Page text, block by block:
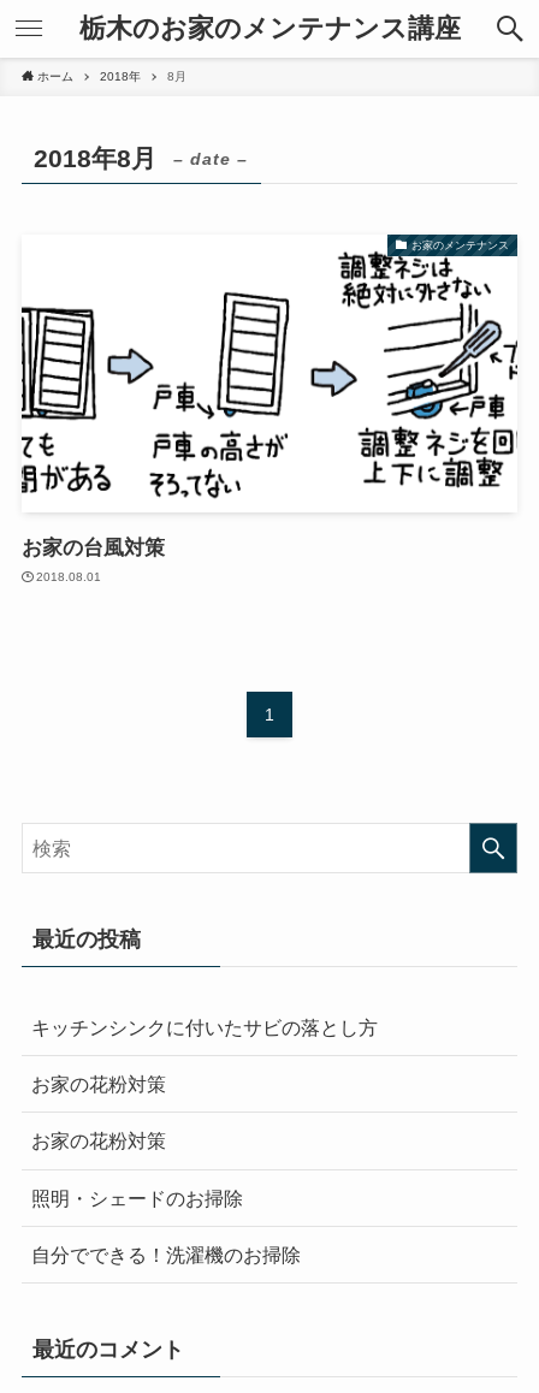
栃木のお家のメンテナンス講座
ホーム 2018年 8月
2018年8月 – date –
お家のメンテナンス
お家の台風対策
2018.08.01
1
最近の投稿
キッチンシンクに付いたサビの落とし方
お家の花粉対策
お家の花粉対策
照明・シェードのお掃除
自分でできる！洗濯機のお掃除
最近のコメント